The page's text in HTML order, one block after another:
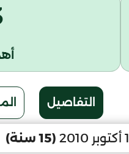
التفاصيل
(15 سنة)